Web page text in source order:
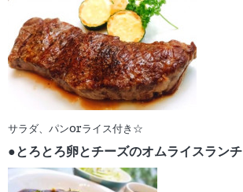
サラダ、パンorライス付き☆
●とろとろ卵とチーズのオムライスランチ